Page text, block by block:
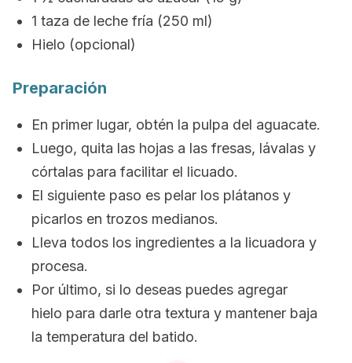
1 taza de leche fría (250 ml)
Hielo (opcional)
Preparación
En primer lugar, obtén la pulpa del aguacate.
Luego, quita las hojas a las fresas, lávalas y
córtalas para facilitar el licuado.
El siguiente paso es pelar los plátanos y
picarlos en trozos medianos.
Lleva todos los ingredientes a la licuadora y
procesa.
Por último, si lo deseas puedes agregar
hielo para darle otra textura y mantener baja
la temperatura del batido.